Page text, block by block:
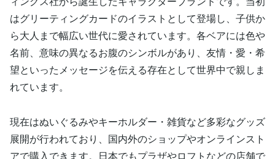
はグリーティングカードのイラストとして登場し、子供か
ら大人まで幅広い世代に愛されています。各ベアには色や
名前、意味の異なるお腹のシンボルがあり、友情・愛・希
望といったメッセージを伝える存在として世界中で親しま
れています。
現在はぬいぐるみやキーホルダー・雑貨など多彩なグッズ
展開が行われており、国内外のショップやオンラインスト
アで購入できます。日本でもプラザやロフトなどの店舗で